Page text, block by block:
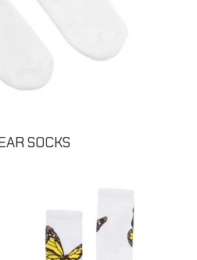
SOCKS